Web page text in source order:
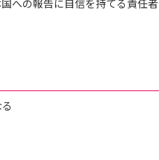
への報告に自信を持てる責任者